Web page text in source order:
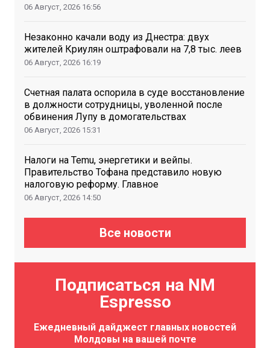
06 Август, 2026 16:56
Незаконно качали воду из Днестра: двух
жителей Криулян оштрафовали на 7,8 тыс. леев
06 Август, 2026 16:19
Счетная палата оспорила в суде восстановление
в должности сотрудницы, уволенной после
обвинения Лупу в домогательствах
06 Август, 2026 15:31
Налоги на Temu, энергетики и вейпы.
Правительство Тофана представило новую
налоговую реформу. Главное
06 Август, 2026 14:50
Все новости
Подписаться на NM
Espresso
Ежедневный дайджест главных новостей
Молдовы на вашей почте